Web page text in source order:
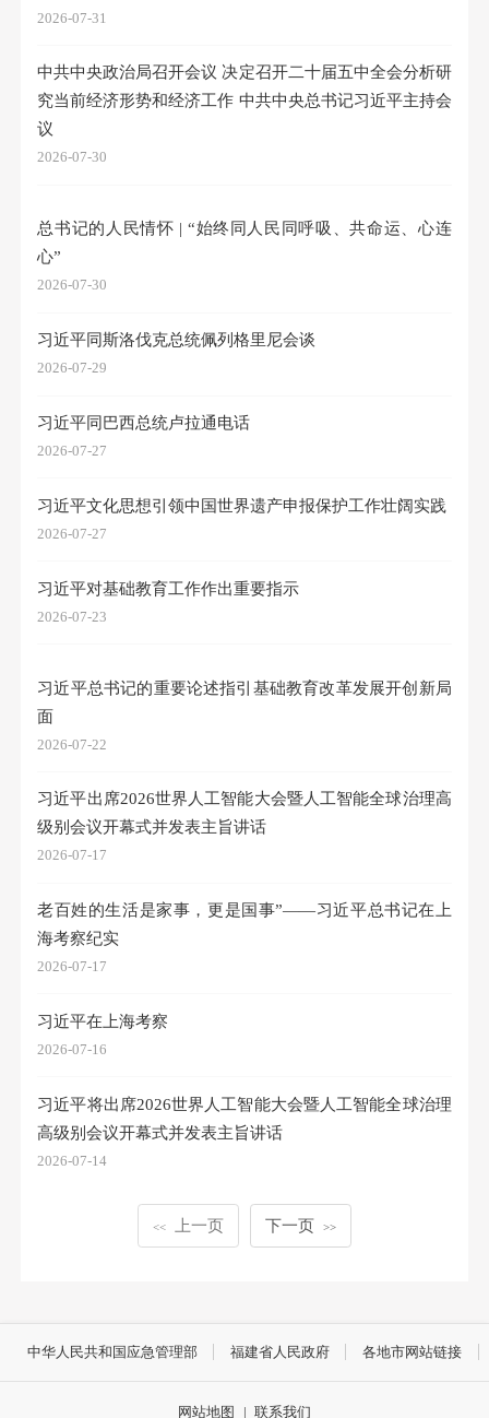
2026-07-31
中共中央政治局召开会议 决定召开二十届五中全会分析研
究当前经济形势和经济工作 中共中央总书记习近平主持会
议
2026-07-30
总书记的人民情怀 | “始终同人民同呼吸、共命运、心连
心”
2026-07-30
习近平同斯洛伐克总统佩列格里尼会谈
2026-07-29
习近平同巴西总统卢拉通电话
2026-07-27
习近平文化思想引领中国世界遗产申报保护工作壮阔实践
2026-07-27
习近平对基础教育工作作出重要指示
2026-07-23
习近平总书记的重要论述指引基础教育改革发展开创新局
面
2026-07-22
习近平出席2026世界人工智能大会暨人工智能全球治理高
级别会议开幕式并发表主旨讲话
2026-07-17
老百姓的生活是家事，更是国事”——习近平总书记在上
海考察纪实
2026-07-17
习近平在上海考察
2026-07-16
习近平将出席2026世界人工智能大会暨人工智能全球治理
高级别会议开幕式并发表主旨讲话
2026-07-14
<< 上一页 下一页 >>
中华人民共和国应急管理部 福建省人民政府 各地市网站链接
网站地图 | 联系我们